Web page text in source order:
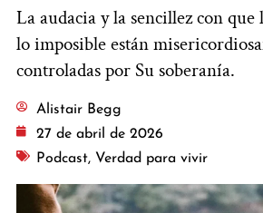
La audacia y la sencillez con
lo imposible están
controladas por Su soberanía.
Alistair Begg
27 de abril de 2026
Podcast, Verdad para vivir